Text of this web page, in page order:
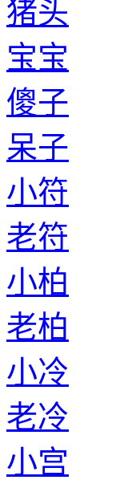
猪头
宝宝
傻子
呆子
小符
老符
小柏
老柏
小冷
老冷
小宫